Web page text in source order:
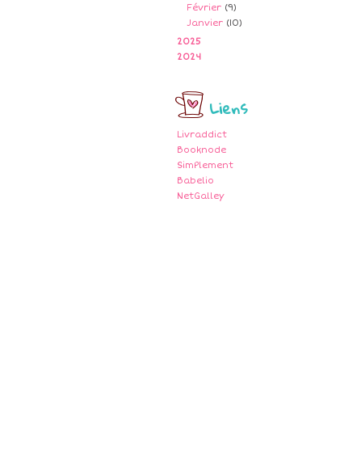
Février (9)
Janvier (10)
2025
2024
Liens
Livraddict
Booknode
SimPlement
Babelio
NetGalley